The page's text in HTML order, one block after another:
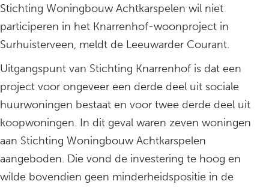
Stichting Woningbouw Achtkarspelen wil niet
participeren in het Knarrenhof-woonproject in
Surhuisterveen, meldt de Leeuwarder Courant.
Uitgangspunt van Stichting Knarrenhof is dat een
project voor ongeveer een derde deel uit sociale
huurwoningen bestaat en voor twee derde deel uit
koopwoningen. In dit geval waren zeven woningen
aan Stichting Woningbouw Achtkarspelen
aangeboden. Die vond de investering te hoog en
wilde bovendien geen minderheidspositie in de